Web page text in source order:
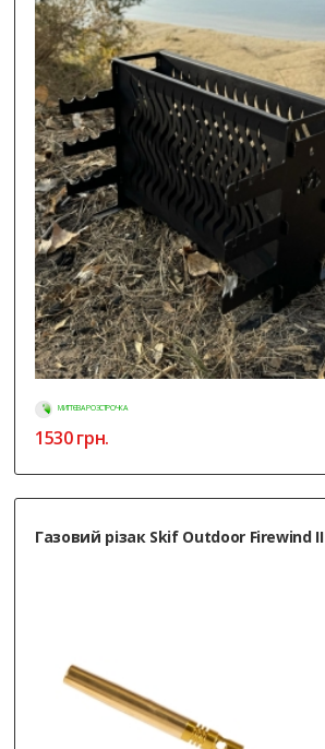
МИТТЄВА РОЗСТРОЧКА
1530грн.
Газовий різак Skif Outdoor Firewind II